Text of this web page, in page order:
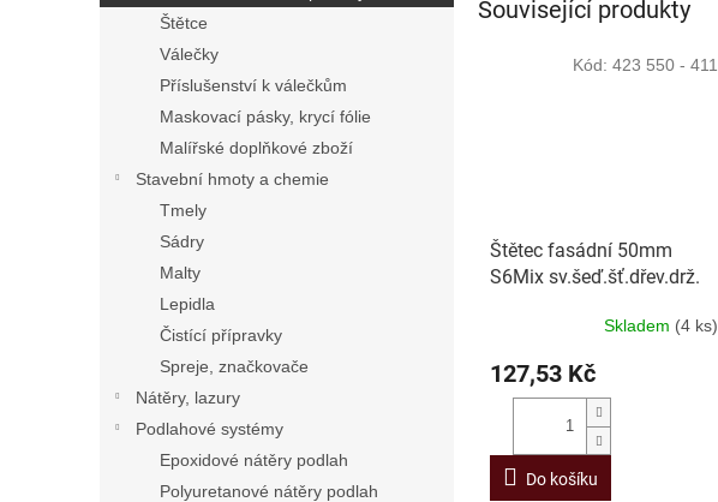
Štětce
Válečky
Příslušenství k válečkům
Maskovací pásky, krycí fólie
Malířské doplňkové zboží
Stavební hmoty a chemie
Tmely
Sádry
Malty
Lepidla
Čistící přípravky
Spreje, značkovače
Nátěry, lazury
Podlahové systémy
Epoxidové nátěry podlah
Polyuretanové nátěry podlah
Související produkty
Štětec fasádní 50mm
S6Mix sv.šeď.šť.dřev.drž.
Skladem (4 ks)
127,53 Kč
Do košíku
Kód: 423 550 - 411